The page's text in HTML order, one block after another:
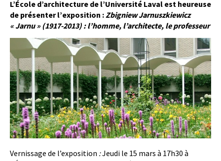
L’École d’architecture de l’Université Laval est heureuse
de présenter l’exposition :Zbigniew Jarnuszkiewicz
« Jarnu » (1917-2013) : l’homme, l’architecte, le professeur
Vernissage de l’exposition :Jeudi le 15 mars à 17h30 à